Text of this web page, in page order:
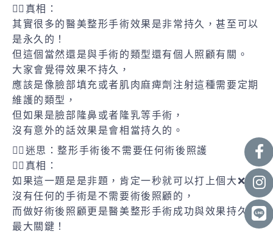
👨‍⚕️真相：
其實很多的醫美整形手術效果是非常持久，甚至可以
是永久的！
但這個當然還是與手術的類型還有個人照顧有關。
大家會覺得效果不持久，
應該是像臉部填充或者肌肉麻痺劑注射這種需要定期
維護的類型，
但如果是臉部隆鼻或者隆乳等手術，
沒有意外的話效果是會相當持久的。
🙋‍♀️迷思：整形手術後不需要任何術後照護
👨‍⚕️真相：
如果這一題是是非題，肯定一秒就可以打上個大❌❌
沒有任何的手術是不需要術後照顧的，
而做好術後照顧更是醫美整形手術成功與效果持久的
最大關鍵！